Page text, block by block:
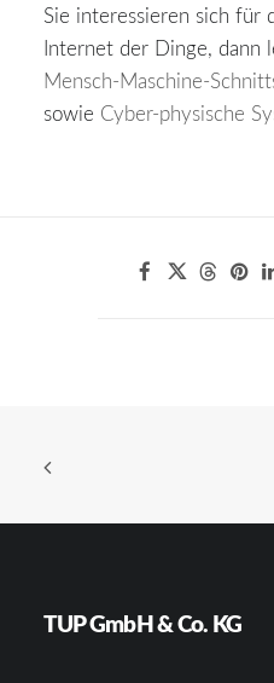
Sie interessieren sich für
Internet der Dinge, dann
Mensch-Maschine-
sowie Cyber-physische
TUP GmbH & Co. KG